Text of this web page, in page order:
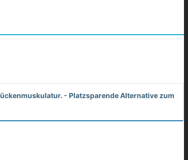
- Platzsparende Alternative zum